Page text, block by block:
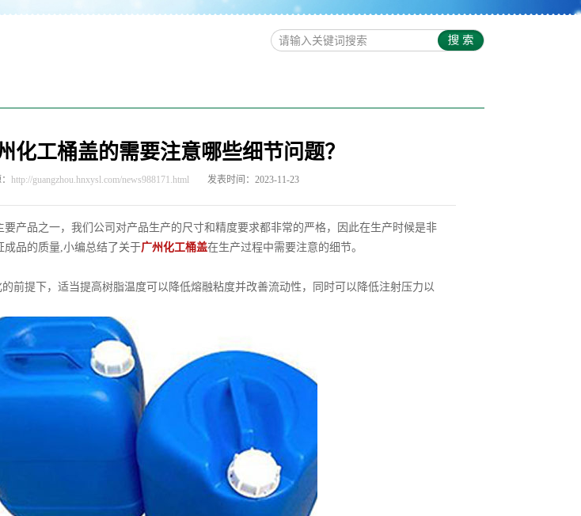
化工桶盖的需要注意哪些细节问题？
http://guangzhou.hnxysl.com/news988171.html 发表时间：2023-11-23
要产品之一，我们公司对产品生产的尺寸和精度要求都非常的严格，因此在生产时候是非
成品的质量,小编总结了关于广州化工桶盖在生产过程中需要注意的细节。
提下，适当提高树脂温度可以降低熔融粘度并改善流动性，同时可以降低注射压力以